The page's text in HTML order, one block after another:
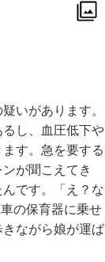
いがあります。
し、血圧低下や
す。急を要する
が聞こえてき
です。「え？な
の保育器に乗せ
ながら娘が運ば